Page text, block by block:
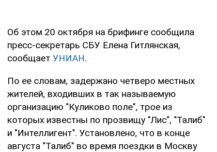
Об этом 20 октября на брифинге сообщила
пресс-секретарь СБУ Елена Гитлянская,
сообщает УНИАН.
По ее словам, задержано четверо местных
жителей, входивших в так называемую
организацию "Куликово поле", трое из
которых известны по прозвищу "Лис", "Талиб"
и "Интеллигент". Установлено, что в конце
августа "Талиб" во время поездки в Москву